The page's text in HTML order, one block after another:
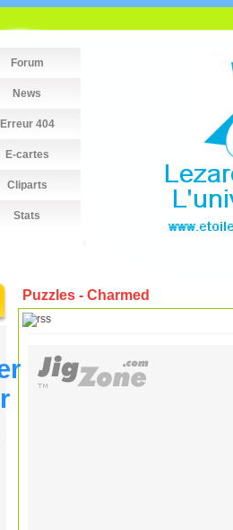
Forum
News
Erreur 404
E-cartes
Cliparts
Stats
Puzzles - Charmed